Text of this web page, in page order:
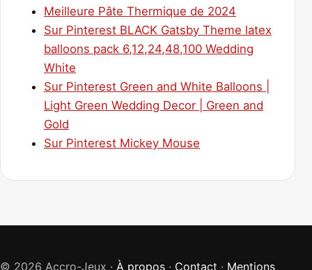
Meilleure Pâte Thermique de 2024
Sur Pinterest BLACK Gatsby Theme latex
balloons pack 6,12,24,48,100 Wedding
White
Sur Pinterest Green and White Balloons |
Light Green Wedding Decor | Green and
Gold
Sur Pinterest Mickey Mouse
© 2026 Accro-Jeux · À propos · Contact · Mentions